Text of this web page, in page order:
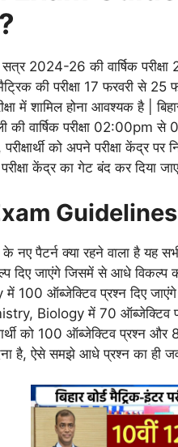
सत्र 2024-26 की वार्षिक
की परीक्षा 17 फरवरी से 25
में शामिल होना आवश्यक है |
की वार्षिक परीक्षा 02:00pm से
को अपने परीक्षा केंद्र
केंद्र का गेट बंद कर दिया
Guidelines
नए पैटर्न क्या रहने वाला है यह
दिए जाएंगे जिसमें से आधे
ऑब्जेक्टिव प्रश्न दिए
Biology में 70 ऑब्जेक्टिव
को 100 ऑब्जेक्टिव प्रश्न
है, ऐसे समझे आधे प्रश्न का ही